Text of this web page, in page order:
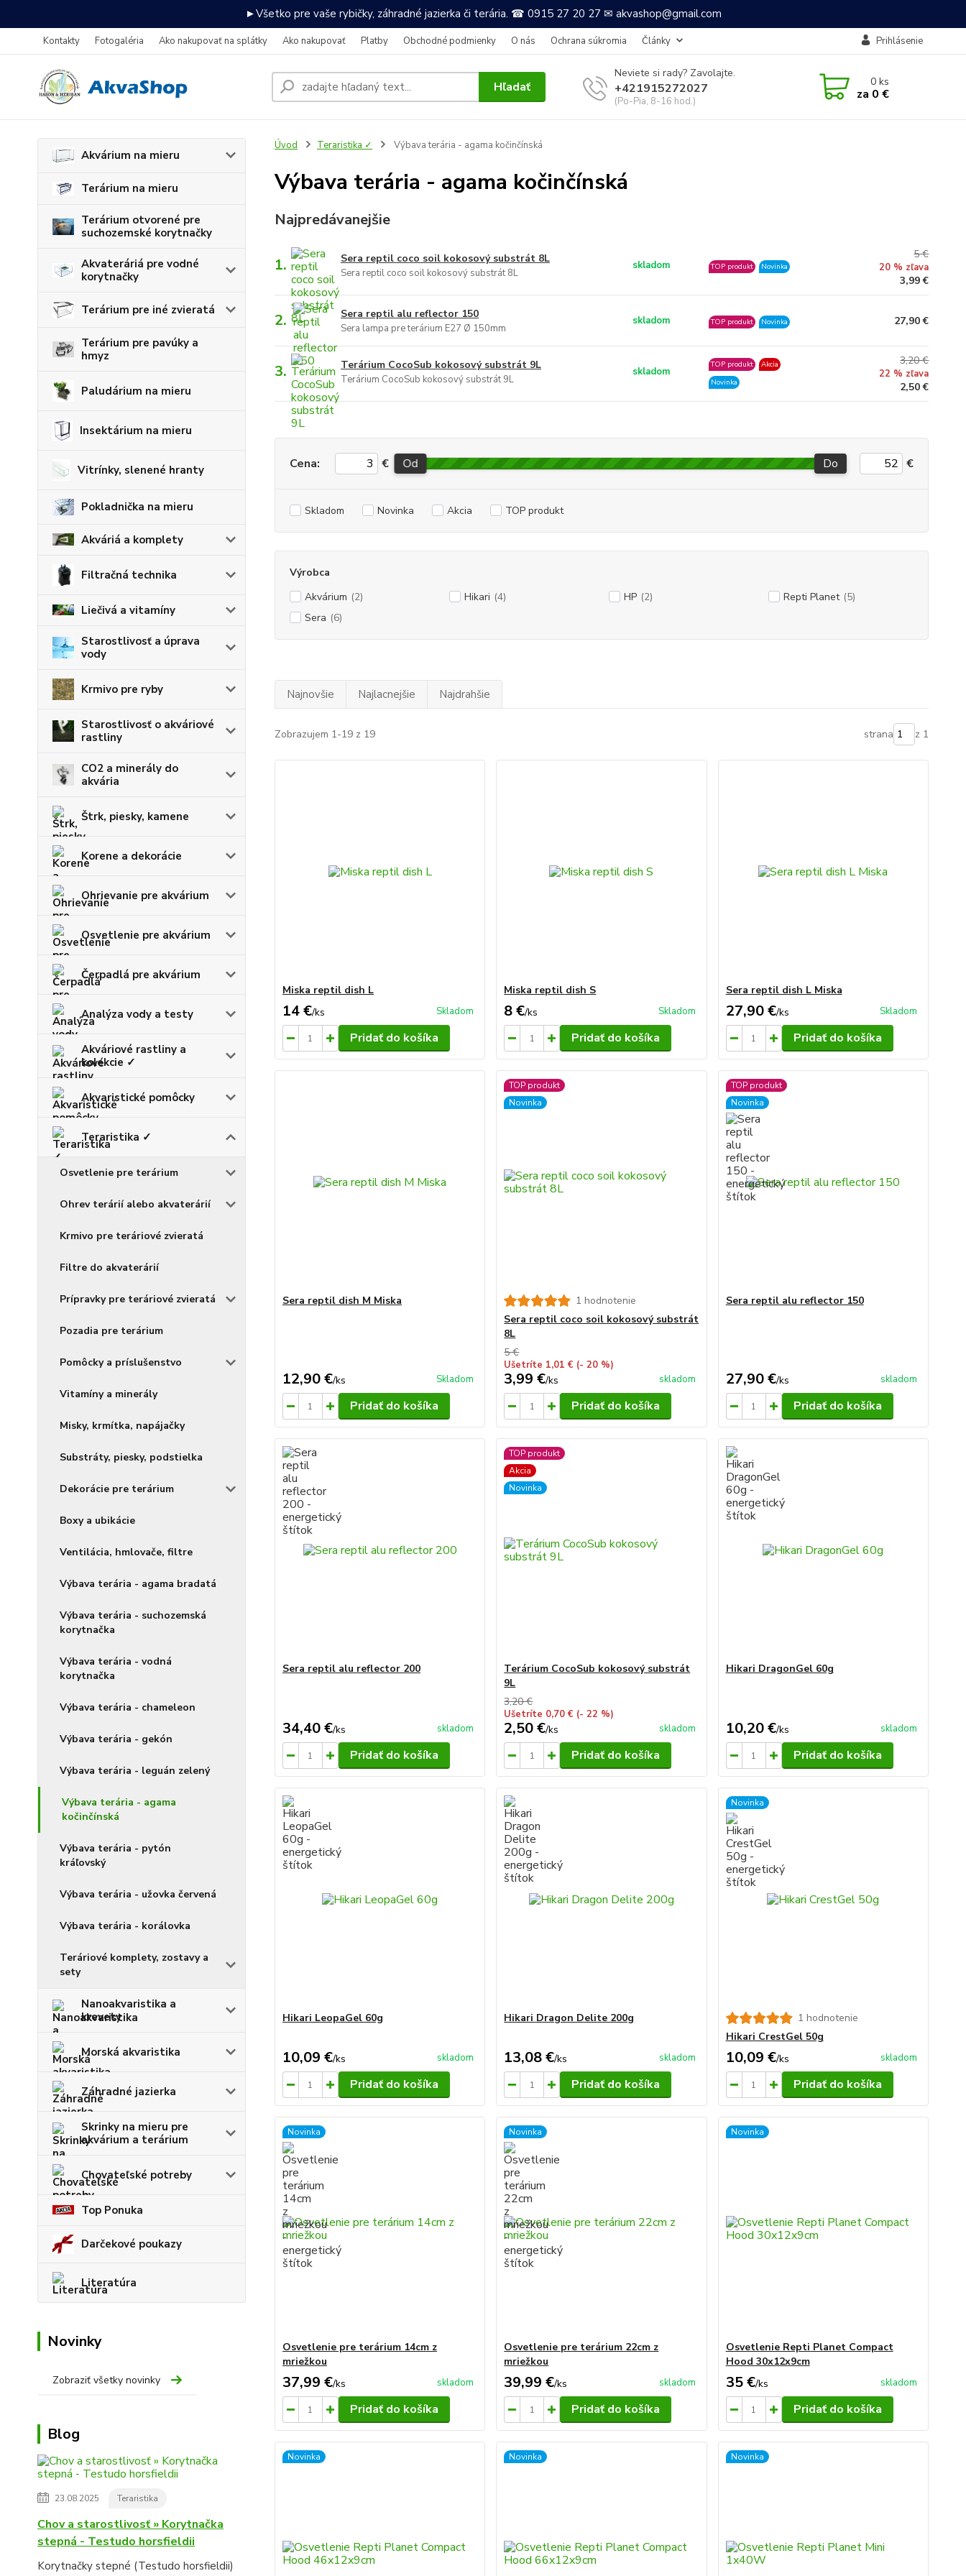
►Všetko pre vaše rybičky, záhradné jazierka či terária. ☎ 0915 27 20 27 ✉ akvashop@gmail.com
Kontakty Fotogaléria Ako nakupovať na splátky Ako nakupovať Platby Obchodné podmienky O nás Ochrana súkromia Články Prihlásenie
Hľadať
Neviete si rady? Zavolajte.
+421915272027
(Po-Pia, 8-16 hod.)
0ks
za 0 €
Akvárium na mieru
Terárium na mieru
Terárium otvorené pre
suchozemské korytnačky
Akvateráriá pre vodné
korytnačky
Terárium pre iné zvieratá
Terárium pre pavúky a
hmyz
Paludárium na mieru
Insektárium na mieru
Vitrínky, slenené hranty
Pokladnička na mieru
Akváriá a komplety
Filtračná technika
Liečivá a vitamíny
Starostlivosť a úprava
vody
Krmivo pre ryby
Starostlivosť o akváriové
rastliny
CO2 a minerály do
akvária
Štrk, piesky, kamene
Korene a dekorácie
Ohrievanie pre akvárium
Osvetlenie pre akvárium
Čerpadlá pre akvárium
Analýza vody a testy
Akváriové rastliny a
kolekcie ✓
Akvaristické pomôcky
Teraristika ✓
Osvetlenie pre terárium
Ohrev terárií alebo akvaterárií
Krmivo pre teráriové zvieratá
Filtre do akvaterárií
Prípravky pre teráriové zvieratá
Pozadia pre terárium
Pomôcky a príslušenstvo
Vitamíny a minerály
Misky, krmítka, napájačky
Substráty, piesky, podstielka
Dekorácie pre terárium
Boxy a ubikácie
Ventilácia, hmlovače, filtre
Výbava terária - agama bradatá
Výbava terária - suchozemská
korytnačka
Výbava terária - vodná
korytnačka
Výbava terária - chameleon
Výbava terária - gekón
Výbava terária - leguán zelený
Výbava terária - agama
kočinčínská
Výbava terária - pytón
kráľovský
Výbava terária - užovka červená
Výbava terária - korálovka
Teráriové komplety, zostavy a
sety
Nanoakvaristika a
krevety
Morská akvaristika
Záhradné jazierka
Skrinky na mieru pre
akvárium a terárium
Chovateľské potreby
Top Ponuka
Darčekové poukazy
Literatúra
Novinky
Zobraziť všetky novinky
Blog
23.08.2025 Teraristika
Chov a starostlivosť » Korytnačka
stepná - Testudo horsfieldii
Korytnačky stepné (Testudo horsfieldii)
Úvod Teraristika ✓ Výbava terária - agama kočinčínská
Výbava terária - agama kočinčínská
Najpredávanejšie
1. Sera reptil coco soil kokosový substrát 8L
Sera reptil coco soil kokosový substrát 8L
skladom TOP produkt Novinka
5 €
20 % zľava
3,99 €
2. Sera reptil alu reflector 150
Sera lampa pre terárium E27 Ø 150mm
skladom TOP produkt Novinka 27,90 €
3. Terárium CocoSub kokosový substrát 9L
Terárium CocoSub kokosový substrát 9L
skladom
TOP produkt
Akcia
Novinka
3,20 €
22 % zľava
2,50 €
Cena: € Od Do €
Skladom Novinka Akcia TOP produkt
Výrobca
Akvárium (2) Hikari (4) HP (2) Repti Planet (5)
Sera (6)
Najnovšie Najlacnejšie Najdrahšie
Zobrazujem 1-19 z 19 strana z 1
Miska reptil dish L
14 €/ks Skladom
Pridať do košíka
Miska reptil dish S
8 €/ks Skladom
Pridať do košíka
Sera reptil dish L Miska
27,90 €/ks Skladom
Pridať do košíka
Sera reptil dish M Miska
12,90 €/ks Skladom
Pridať do košíka
TOP produkt
Novinka
1 hodnotenie
Sera reptil coco soil kokosový substrát
8L
5 €
Ušetríte 1,01 € (- 20 %)
3,99 €/ks skladom
Pridať do košíka
TOP produkt
Novinka
Sera reptil alu reflector 150
27,90 €/ks skladom
Pridať do košíka
Sera reptil alu reflector 200
34,40 €/ks skladom
Pridať do košíka
TOP produkt
Akcia
Novinka
Terárium CocoSub kokosový substrát
9L
3,20 €
Ušetríte 0,70 € (- 22 %)
2,50 €/ks skladom
Pridať do košíka
Hikari DragonGel 60g
10,20 €/ks skladom
Pridať do košíka
Hikari LeopaGel 60g
10,09 €/ks skladom
Pridať do košíka
Hikari Dragon Delite 200g
13,08 €/ks skladom
Pridať do košíka
Novinka
1 hodnotenie
Hikari CrestGel 50g
10,09 €/ks skladom
Pridať do košíka
Novinka
Osvetlenie pre terárium 14cm z
mriežkou
37,99 €/ks skladom
Pridať do košíka
Novinka
Osvetlenie pre terárium 22cm z
mriežkou
39,99 €/ks skladom
Pridať do košíka
Novinka
Osvetlenie Repti Planet Compact
Hood 30x12x9cm
35 €/ks skladom
Pridať do košíka
Novinka Novinka Novinka